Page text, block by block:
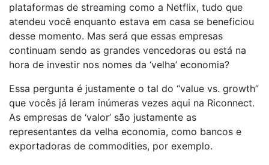
plataformas de streaming como a Netflix, tudo que
atendeu você enquanto estava em casa se beneficiou
desse momento. Mas será que essas empresas
continuam sendo as grandes vencedoras ou está na
hora de investir nos nomes da ‘velha’ economia?
Essa pergunta é justamente o tal do “value vs. growth”
que vocês já leram inúmeras vezes aqui na Riconnect.
As empresas de ‘valor’ são justamente as
representantes da velha economia, como bancos e
exportadoras de commodities, por exemplo.